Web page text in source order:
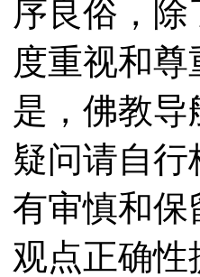
序良俗，
度重视和
是，佛教
疑问请自
有审慎和保
观点正确性